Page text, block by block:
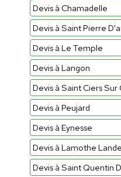
Devis à Chamadelle
Devis à Saint Pierre
Devis à Le Temple
Devis à Langon
Devis à Saint Ciers Sur
Devis à Peujard
Devis à Eynesse
Devis à Lamothe
Devis à Saint Quentin